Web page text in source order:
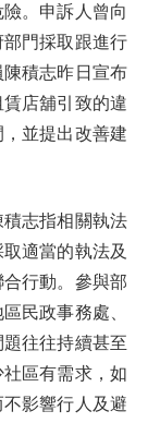
。申訴人曾向
門採取跟進行
積志昨日宣布
店舖引致的違
並提出改善建
志指相關執法
適當的執法及
行動。參與部
民政事務處、
往往持續甚至
區有需求，如
影響行人及避